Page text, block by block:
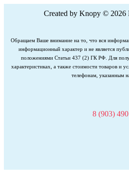
Created by Knopy © 2026
Обращаем Ваше внимание на то, что вся
информационный характер и не является
положениями Статьи 437 (2) ГК РФ. Для
характеристиках, а также стоимости товаров и
телефонам, указанным
8 (903)